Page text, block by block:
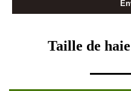
Taille de